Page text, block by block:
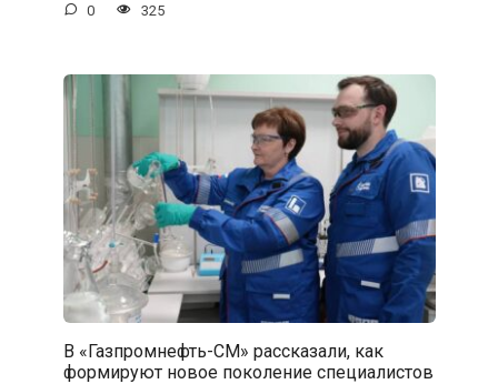
0 325
В «Газпромнефть-СМ» рассказали, как
формируют новое поколение специалистов